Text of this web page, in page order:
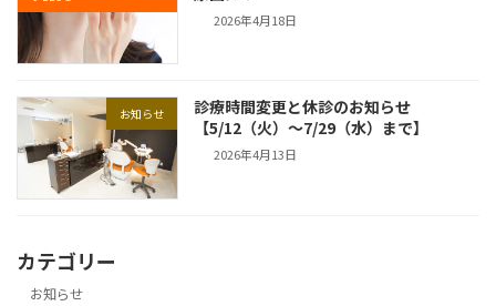
2026年4月18日
お知らせ
診療時間変更と休診のお知らせ
【5/12（火）～7/29（水）まで】
2026年4月13日
カテゴリー
お知らせ